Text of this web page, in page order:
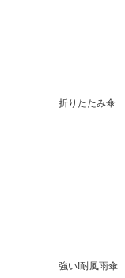
折りたたみ傘
強い!耐風雨傘